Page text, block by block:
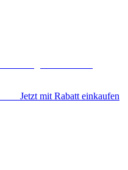
Jetzt mit Rabatt einkaufen